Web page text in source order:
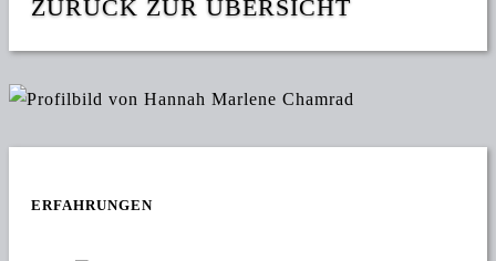
ZURÜCK ZUR ÜBERSICHT
ERFAHRUNGEN